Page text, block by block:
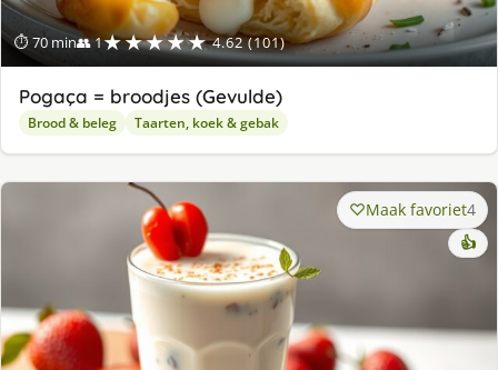
⏱ 70 min👥 1★★★★★ 4.62 (101)
Pogaça = broodjes (Gevulde)
Brood & beleg Taarten, koek & gebak
Maak favoriet4
👍